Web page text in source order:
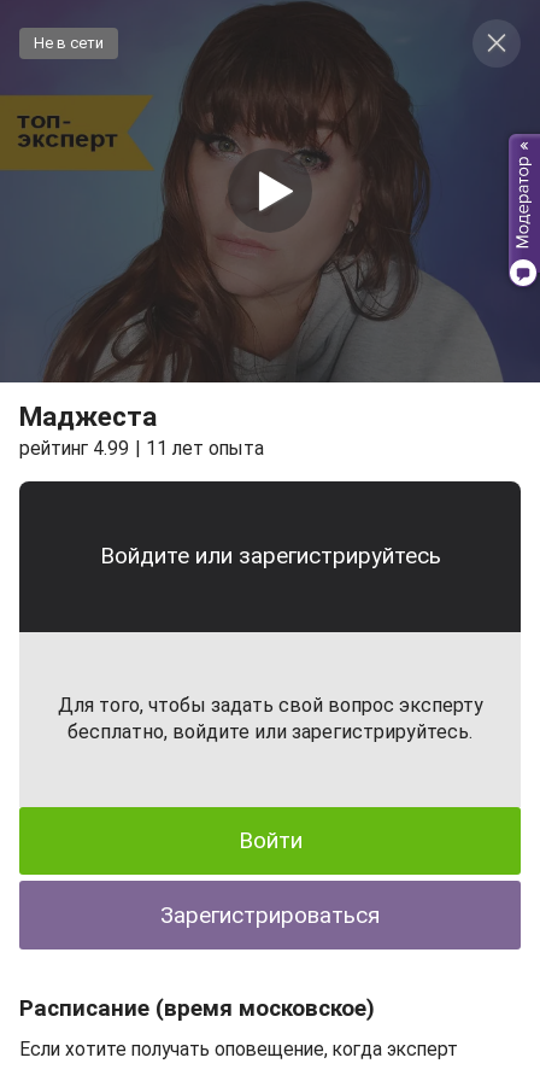
Не в сети
Маджеста
рейтинг 4.99 11 лет опыта
Войдите или зарегистрируйтесь
Для того, чтобы задать свой вопрос эксперту
бесплатно, войдите или зарегистрируйтесь.
Войти
Зарегистрироваться
Расписание (время московское)
Если хотите получать оповещение, когда эксперт